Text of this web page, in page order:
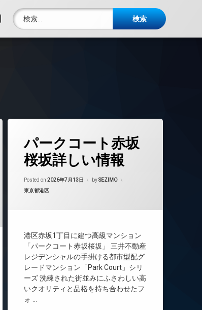
RSS
検索:
パークコート赤坂
桜坂詳しい情報
Posted on 2026年7月13日 bySEZIMO
カテゴリー:
東京都港区
港区赤坂1丁目に建つ高級マンション
「パークコート赤坂桜坂」 三井不動産
レジデンシャルの手掛ける都市型配グ
レードマンション「Park Court」シリ
ーズ 洗練された街並みにふさわしい高
いクオリティと品格を持ち合わせたフ
ォ …
24時間管理
CATV
エレベーター
オートロック
デザイナーズ
トランクルーム
バイク置き場
ラウンジ